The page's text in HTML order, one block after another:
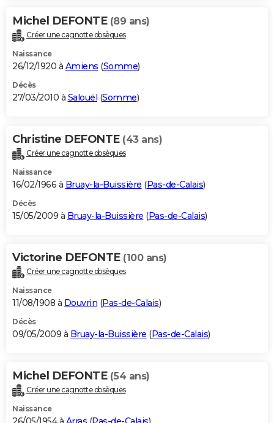
Michel DEFONTE (89 ans)
Créer une cagnotte obsèques
Naissance
26/12/1920 à Amiens (Somme)
Décès
27/03/2010 à Salouël (Somme)
Christine DEFONTE (43 ans)
Créer une cagnotte obsèques
Naissance
16/02/1966 à Bruay-la-Buissière (Pas-de-Calais)
Décès
15/05/2009 à Bruay-la-Buissière (Pas-de-Calais)
Victorine DEFONTE (100 ans)
Créer une cagnotte obsèques
Naissance
11/08/1908 à Douvrin (Pas-de-Calais)
Décès
09/05/2009 à Bruay-la-Buissière (Pas-de-Calais)
Michel DEFONTE (54 ans)
Créer une cagnotte obsèques
Naissance